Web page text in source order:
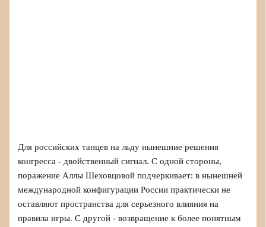
Для российских танцев на льду нынешние решения
конгресса - двойственный сигнал. С одной стороны,
поражение Аллы Шеховцовой подчеркивает: в нынешней
международной конфигурации России практически не
оставляют пространства для серьезного влияния на
правила игры. С другой - возвращение к более понятным